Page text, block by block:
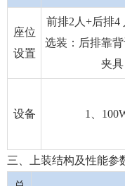
座位
设置
前排2人+后排4
选装：后排靠
夹具
设备
1、
三、上装结构及性能参